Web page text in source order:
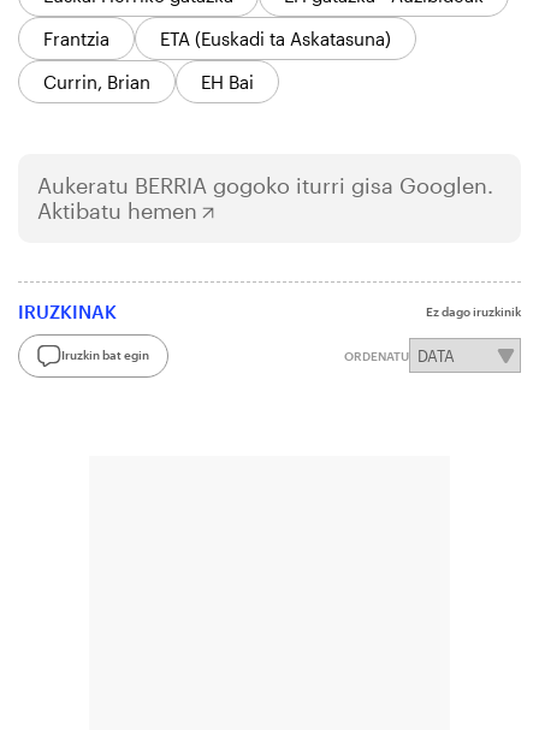
Frantzia
ETA (Euskadi ta Askatasuna)
Currin, Brian
EH Bai
Aukeratu BERRIA gogoko iturri gisa Googlen.
Aktibatu hemen
IRUZKINAK Ez dago iruzkinik
Iruzkin bat egin ORDENATU